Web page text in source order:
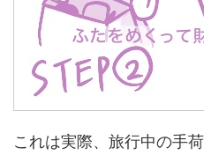
これは実際、旅行中の手